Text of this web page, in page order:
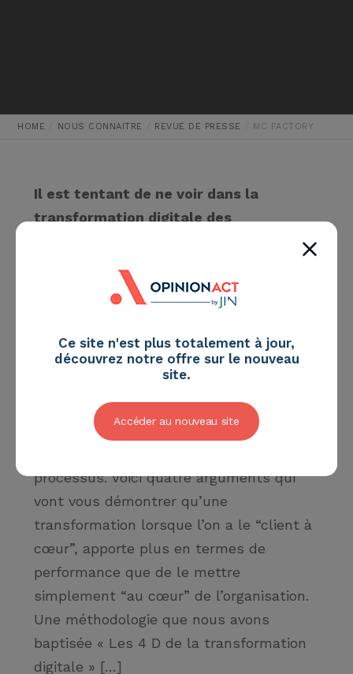
HOME NOUS CONNAITRE REVUE DE PRESSE MC FACTORY
Il est tentant de ne voir dans la
transformation digitale des
dans leurs aspects technologiques,
mais aussi au niveau de la dimension
ressources humaines. La véritable clé
de la transformation réside avant tout
dans l’obsession du client.
Rien de nouveau sous le soleil me direz-
processus. Voici quatre arguments qui
vont vous démontrer qu’une
transformation lorsque l’on a le “client à
cœur”, apporte plus en termes de
performance que de le mettre
simplement “au cœur” de l’organisation.
Une méthodologie que nous avons
baptisée « Les 4 D de la transformation
digitale » […]
Ce site n'est plus totalement à jour,
découvrez notre offre sur le nouveau
site.
Accéder au nouveau site